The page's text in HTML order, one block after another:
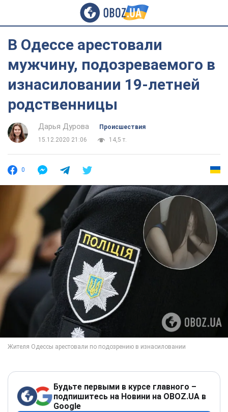
В Одессе арестовали
мужчину, подозреваемого в
изнасиловании 19-летней
родственницы
Дарья Дурова
Происшествия
15.12.2020 21:06
14,5 т.
0
Будьте первыми в курсе главного –
подпишитесь на Новини на OBOZ.UA в
Google